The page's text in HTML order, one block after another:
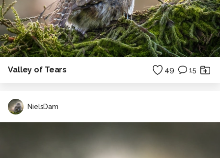
Valley of Tears 49 15
NielsDam